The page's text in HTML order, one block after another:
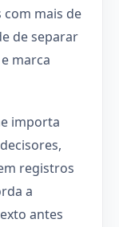
com mais de
de separar
marca
importa
registros
a
antes